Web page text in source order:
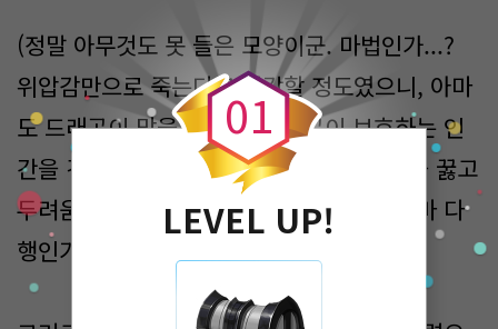
(정말 아무것도 못 들은 모양이군. 마법인가...?
위압감만으로 죽는다고 생각할 정도였으니, 아마
도 드래곤이 맞을 것이다. 드래곤이 보호하는 인
간을 건드려 봐야 좋을 건 없지. 내가 무릎을 꿇고
두려움에 떠는 모습을 보이지 않은 게 그나마 다
행인가...)
0
0
1
LEVEL UP!